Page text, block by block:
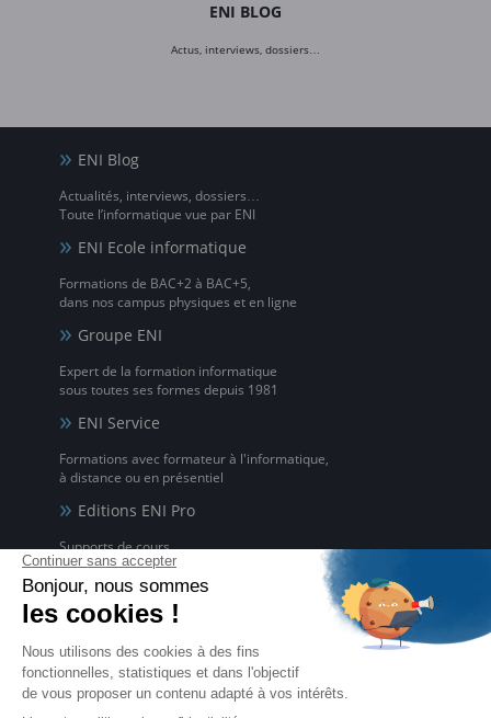
ENI BLOG
Actus, interviews, dossiers…
ENI Blog
Actualités, interviews, dossiers…
Toute l’informatique vue par ENI
ENI Ecole informatique
Formations de BAC+2 à BAC+5,
dans nos campus physiques et en ligne
Groupe ENI
Expert de la formation informatique
sous toutes ses formes depuis 1981
ENI Service
Formations avec formateur à l'informatique,
à distance ou en présentiel
Editions ENI Pro
Supports de cours
pour les organismes de formation
ENI elearning
La solution de formation à l'informatique en ligne,
disponible en 5 langues
Certifications ENI